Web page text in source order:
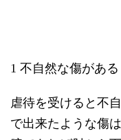
1 不自然な傷がある
虐待を受けると不
で出来たような傷